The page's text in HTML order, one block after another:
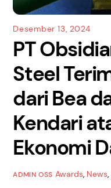
Desember 13, 2024
PT
Steel
dari Bea
Kendari
Ekonomi
ADMIN OSS Awards, News,